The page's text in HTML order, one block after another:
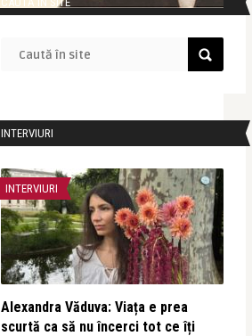
INTERVIURI
INTERVIURI
Alexandra Văduva: Viața e prea
scurtă ca să nu încerci tot ce îți